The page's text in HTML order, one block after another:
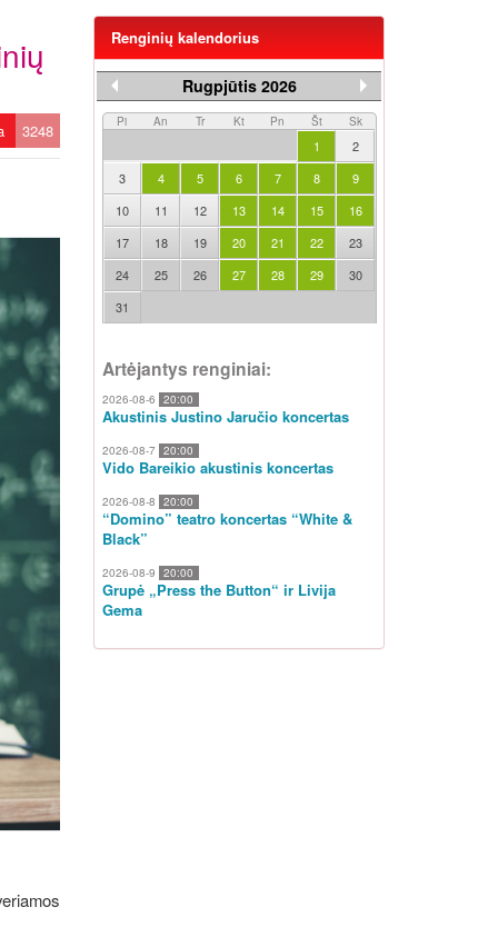
3248
Renginių kalendorius
Rugpjūtis 2026
Pi An Tr Kt Pn Št Sk
1
2
3
4 5 6 7 8
9
10
11 12 13 14 15
16
17
18 19 20 21 22
23
24
25 26 27 28 29
30
31
Artėjantys renginiai:
2026-08-6 20:00
Akustinis Justino Jaručio koncertas
2026-08-7 20:00
Vido Bareikio akustinis koncertas
2026-08-8 20:00
“Domino” teatro koncertas “White &
Black”
2026-08-9 20:00
Grupė „Press the Button“ ir Livija
Gema